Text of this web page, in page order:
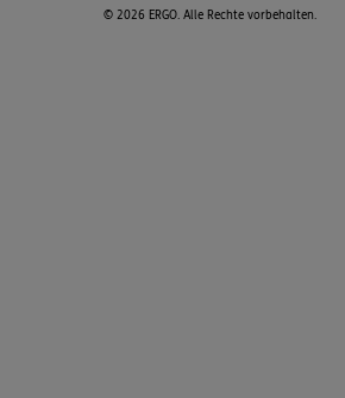
© 2026 ERGO. Alle Rechte vorbehalten.